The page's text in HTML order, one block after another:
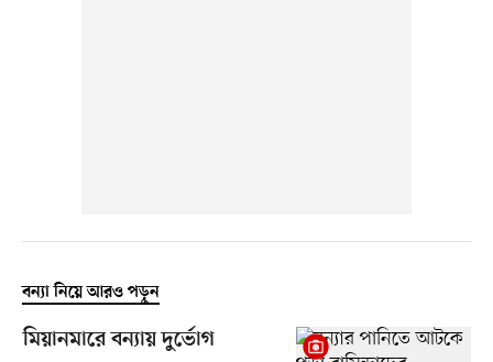
বন্যা নিয়ে আরও পড়ুন
মিয়ানমারে বন্যায় দুর্ভোগ